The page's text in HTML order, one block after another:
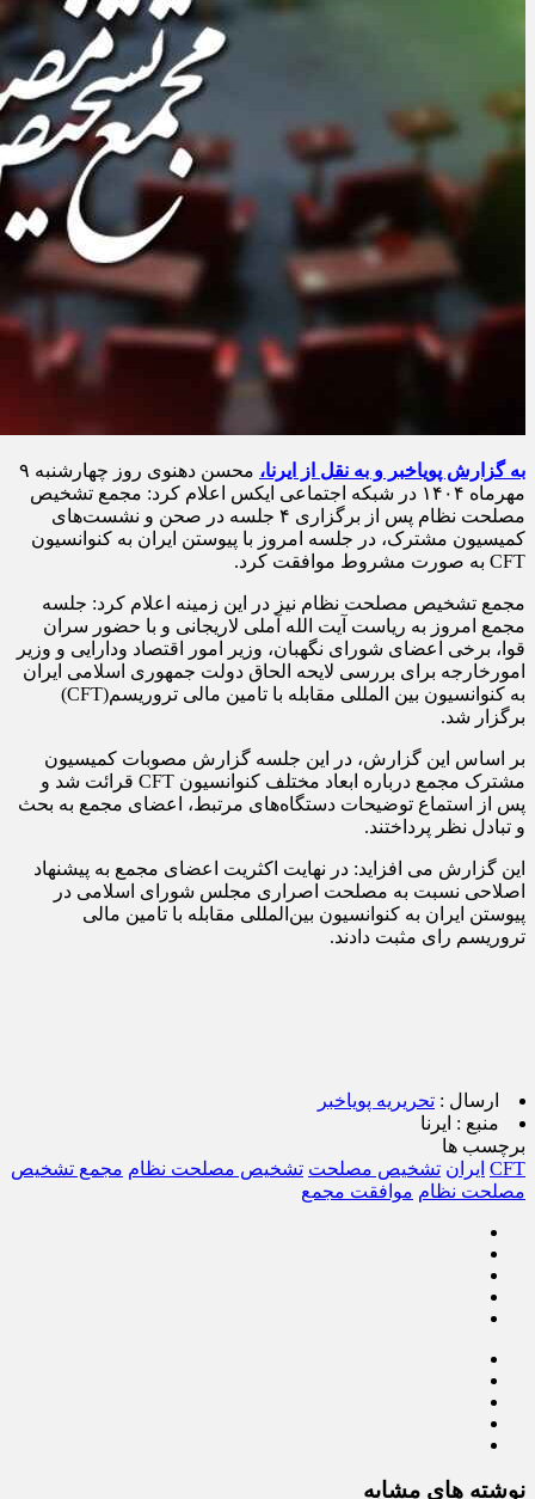
به گزارش پویاخبر و به نقل از ایرنا،
محسن دهنوی روز چهارشنبه ۹
مهرماه ۱۴۰۴ در شبکه اجتماعی ایکس اعلام کرد: مجمع تشخیص
مصلحت نظام پس از برگزاری ۴ جلسه در صحن و نشست‌های
کمیسیون مشترک، در جلسه امروز با پیوستن ایران به کنوانسیون
CFT به صورت مشروط موافقت کرد.
مجمع تشخیص مصلحت نظام نیز در این زمینه اعلام کرد: جلسه
مجمع امروز به ریاست آیت الله آملی لاریجانی و با حضور سران
قوا، برخی اعضای شورای نگهبان، وزیر امور اقتصاد ودارایی و وزیر
امورخارجه برای بررسی لایحه الحاق دولت جمهوری اسلامی ایران
به کنوانسیون بین المللی مقابله با تامین مالی تروریسم(CFT)
برگزار شد.
بر اساس این گزارش، در این جلسه گزارش مصوبات کمیسیون
مشترک مجمع درباره ابعاد مختلف کنوانسیون CFT قرائت شد و
پس از استماع توضیحات دستگاه‌های مرتبط، اعضای مجمع به بحث
و تبادل نظر پرداختند.
این گزارش می افزاید: در نهایت اکثریت اعضای مجمع به پیشنهاد
اصلاحی نسبت به مصلحت اصراری مجلس شورای اسلامی در
پیوستن ایران به کنوانسیون بین‌المللی مقابله با تامین مالی
تروریسم رای مثبت دادند.
ارسال : تحریریه پویاخبر
منبع : ایرنا
برچسب ها
CFT ایران تشخیص مصلحت تشخیص مصلحت نظام مجمع تشخیص
مصلحت نظام موافقت مجمع
نوشته های مشابه